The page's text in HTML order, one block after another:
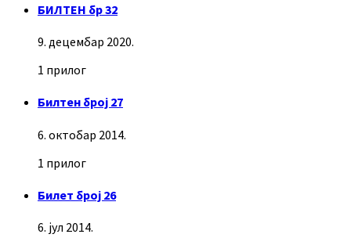
БИЛТЕН бр 32
9. децембар 2020.
1 прилог
Билтен број 27
6. октобар 2014.
1 прилог
Билет број 26
6. јул 2014.